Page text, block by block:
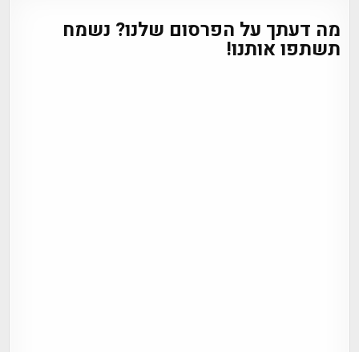
מה דעתך על הפרסום שלנו? נשמח
תשתפו אותנו!